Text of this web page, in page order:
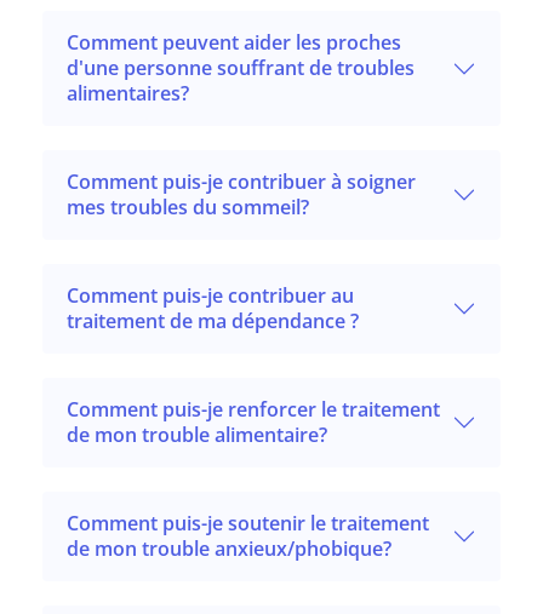
Comment peuvent aider les proches
d'une personne souffrant de troubles
alimentaires?
Comment puis-je contribuer à soigner
mes troubles du sommeil?
Comment puis-je contribuer au
traitement de ma dépendance ?
Comment puis-je renforcer le traitement
de mon trouble alimentaire?
Comment puis-je soutenir le traitement
de mon trouble anxieux/phobique?